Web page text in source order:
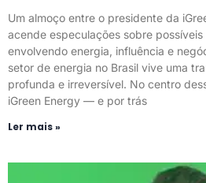
Um almoço entre o presidente da
acende especulações sobre
envolvendo energia, influência e
setor de energia no Brasil vive uma
profunda e irreversível. No centro
iGreen Energy — e por trás
Ler mais »